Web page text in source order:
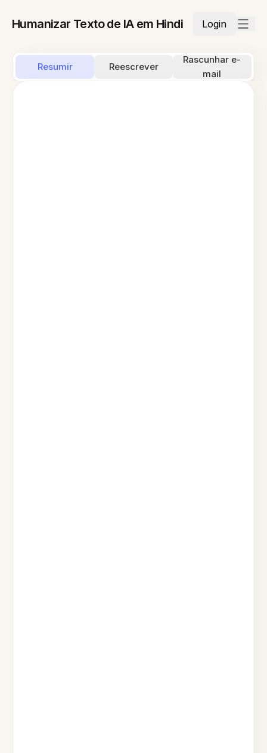
Humanizar Texto de IA em Hindi Login
Resumir Reescrever
Rascunhar e-
mail